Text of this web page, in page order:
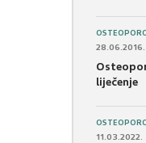
28.06.2016.
liječenje
11.03.2022.